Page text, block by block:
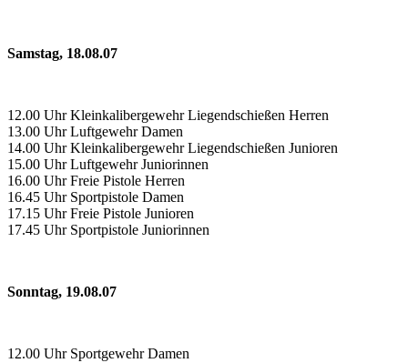
Samstag, 18.08.07
12.00 Uhr Kleinkalibergewehr Liegendschießen Herren
13.00 Uhr Luftgewehr Damen
14.00 Uhr Kleinkalibergewehr Liegendschießen Junioren
15.00 Uhr Luftgewehr Juniorinnen
16.00 Uhr Freie Pistole Herren
16.45 Uhr Sportpistole Damen
17.15 Uhr Freie Pistole Junioren
17.45 Uhr Sportpistole Juniorinnen
Sonntag, 19.08.07
12.00 Uhr Sportgewehr Damen